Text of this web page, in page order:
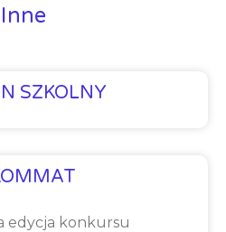
Inne
SZKOLNY
edycja konkursu